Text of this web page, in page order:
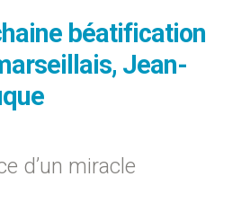
béatification
Jean-
d’un miracle